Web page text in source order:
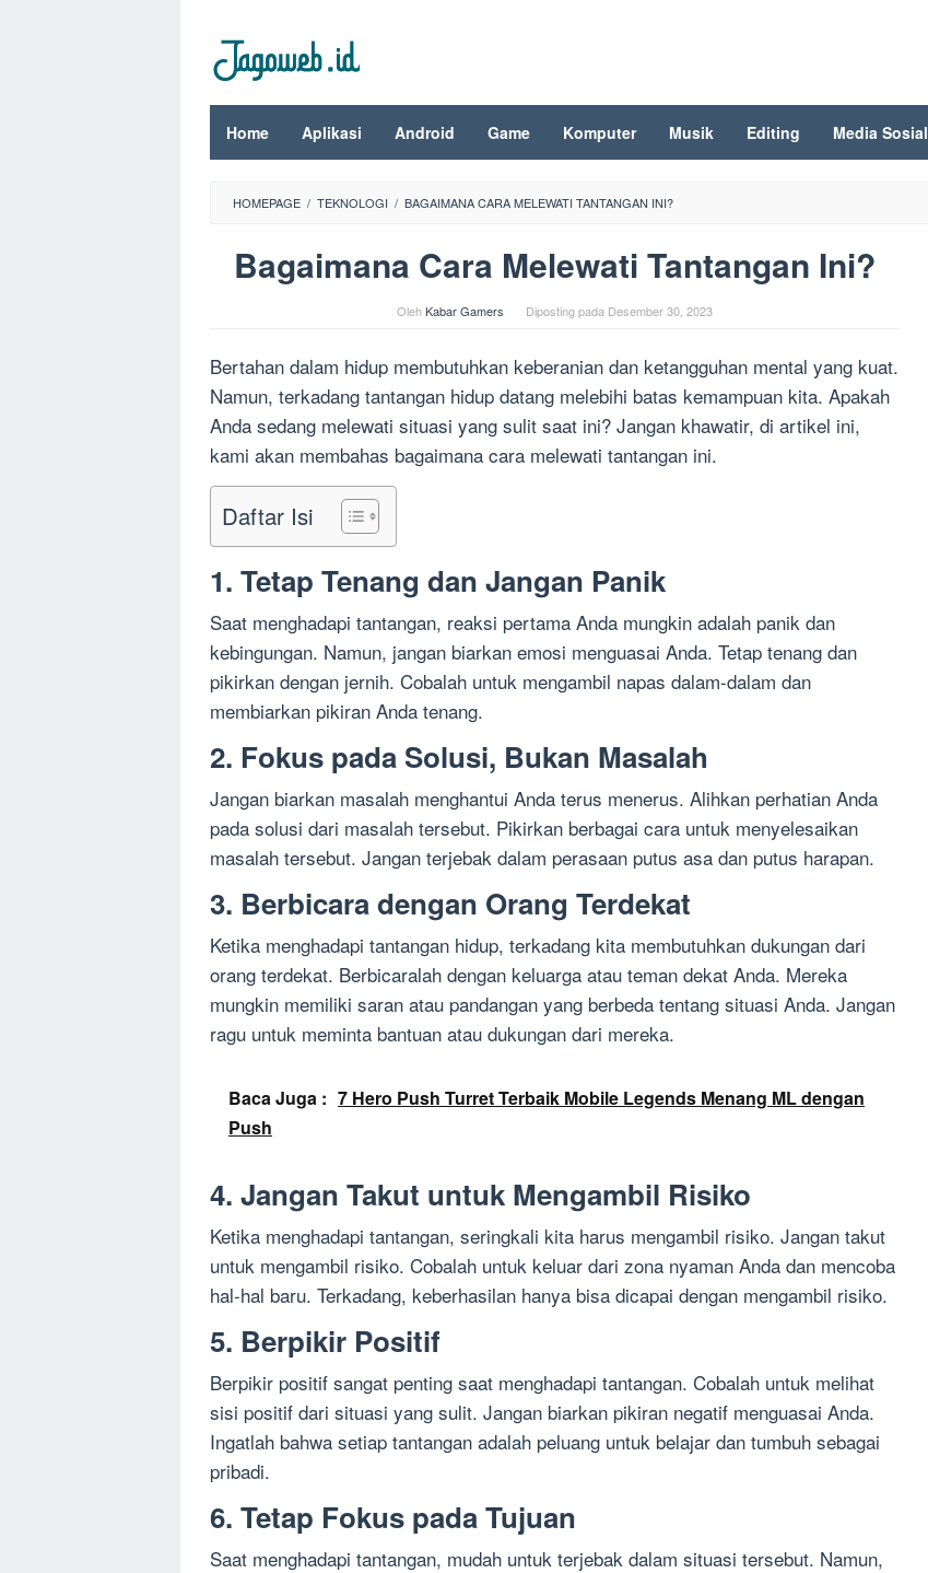
konten
Home Aplikasi Android Game Komputer Musik Editing Media Sosial
HOMEPAGE / TEKNOLOGI / BAGAIMANA CARA MELEWATI TANTANGAN INI?
Bagaimana Cara Melewati Tantangan Ini?
OlehKabar Gamers Diposting pada Desember 30, 2023
Bertahan dalam hidup membutuhkan keberanian dan ketangguhan mental yang kuat.
Namun, terkadang tantangan hidup datang melebihi batas kemampuan kita. Apakah
Anda sedang melewati situasi yang sulit saat ini? Jangan khawatir, di artikel ini,
kami akan membahas bagaimana cara melewati tantangan ini.
Daftar Isi
1. Tetap Tenang dan Jangan Panik
Saat menghadapi tantangan, reaksi pertama Anda mungkin adalah panik dan
kebingungan. Namun, jangan biarkan emosi menguasai Anda. Tetap tenang dan
pikirkan dengan jernih. Cobalah untuk mengambil napas dalam-dalam dan
membiarkan pikiran Anda tenang.
2. Fokus pada Solusi, Bukan Masalah
Jangan biarkan masalah menghantui Anda terus menerus. Alihkan perhatian Anda
pada solusi dari masalah tersebut. Pikirkan berbagai cara untuk menyelesaikan
masalah tersebut. Jangan terjebak dalam perasaan putus asa dan putus harapan.
3. Berbicara dengan Orang Terdekat
Ketika menghadapi tantangan hidup, terkadang kita membutuhkan dukungan dari
orang terdekat. Berbicaralah dengan keluarga atau teman dekat Anda. Mereka
mungkin memiliki saran atau pandangan yang berbeda tentang situasi Anda. Jangan
ragu untuk meminta bantuan atau dukungan dari mereka.
Baca Juga : 7 Hero Push Turret Terbaik Mobile Legends Menang ML dengan
Push
4. Jangan Takut untuk Mengambil Risiko
Ketika menghadapi tantangan, seringkali kita harus mengambil risiko. Jangan takut
untuk mengambil risiko. Cobalah untuk keluar dari zona nyaman Anda dan mencoba
hal-hal baru. Terkadang, keberhasilan hanya bisa dicapai dengan mengambil risiko.
5. Berpikir Positif
Berpikir positif sangat penting saat menghadapi tantangan. Cobalah untuk melihat
sisi positif dari situasi yang sulit. Jangan biarkan pikiran negatif menguasai Anda.
Ingatlah bahwa setiap tantangan adalah peluang untuk belajar dan tumbuh sebagai
pribadi.
6. Tetap Fokus pada Tujuan
Saat menghadapi tantangan, mudah untuk terjebak dalam situasi tersebut. Namun,